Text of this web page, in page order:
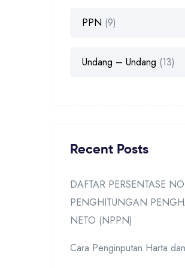
PPN (9)
Undang – Undang (13)
Recent Posts
DAFTAR PERSENTASE
PENGHITUNGAN
NETO (NPPN)
Cara Penginputan Harta